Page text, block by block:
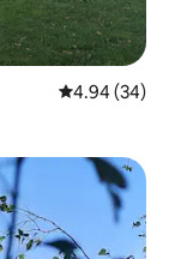
平均评分 4.94
4.94 (34)